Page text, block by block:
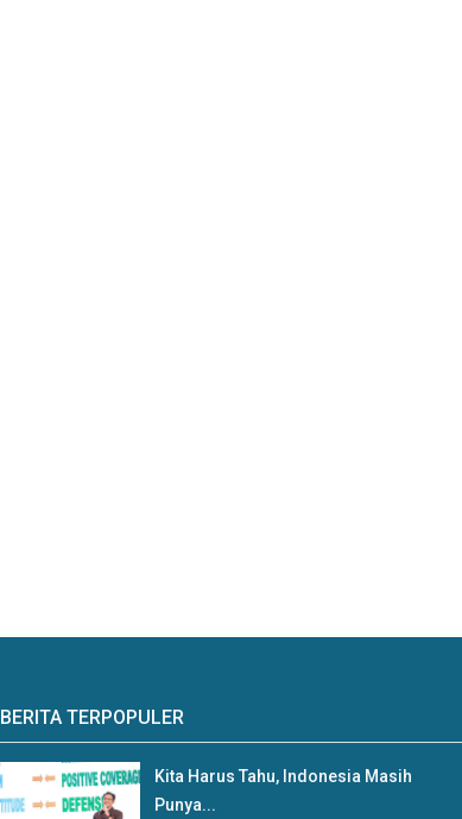
BERITA TERPOPULER
Kita Harus Tahu, Indonesia Masih
Punya...